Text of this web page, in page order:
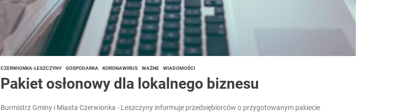
CZERWIONKA-LESZCZYNY GOSPODARKA KORONAWIRUS WAŻNE WIADOMOŚCI
Pakiet osłonowy dla lokalnego biznesu
Burmistrz Gminy i Miasta Czerwionka - Leszczyny informuje przedsiębiorców o przygotowanym pakiecie